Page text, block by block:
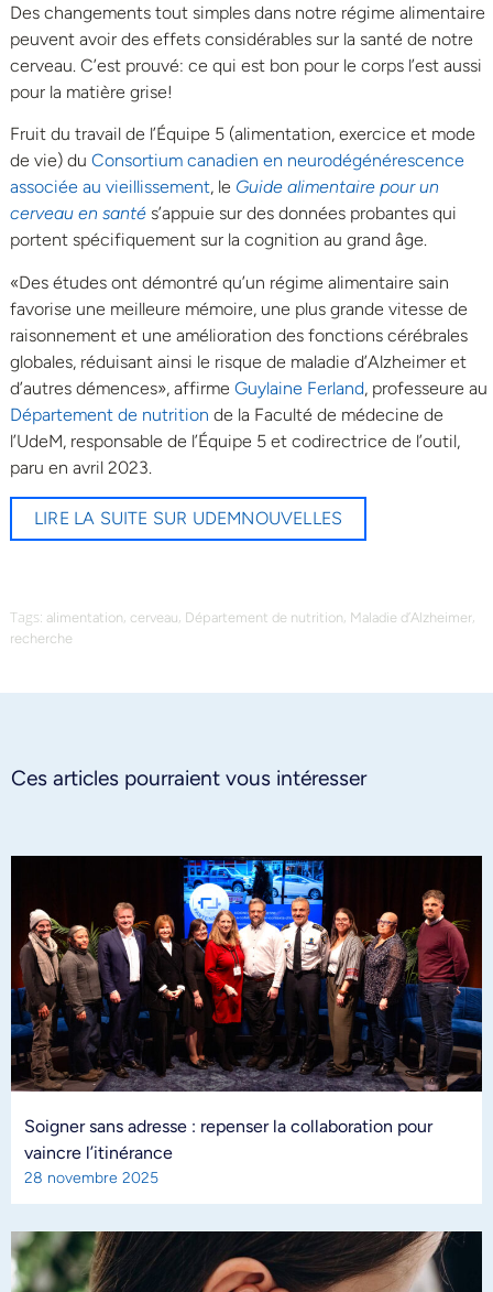
Des changements tout simples dans notre régime alimentaire
peuvent avoir des effets considérables sur la santé de notre
cerveau. C’est prouvé: ce qui est bon pour le corps l’est aussi
pour la matière grise!
Fruit du travail de l’Équipe 5 (alimentation, exercice et mode
de vie) du Consortium canadien en neurodégénérescence
associée au vieillissement, le Guide alimentaire pour un
cerveau en santé s’appuie sur des données probantes qui
portent spécifiquement sur la cognition au grand âge.
«Des études ont démontré qu’un régime alimentaire sain
favorise une meilleure mémoire, une plus grande vitesse de
raisonnement et une amélioration des fonctions cérébrales
globales, réduisant ainsi le risque de maladie d’Alzheimer et
d’autres démences», affirme Guylaine Ferland, professeure au
Département de nutrition de la Faculté de médecine de
l’UdeM, responsable de l’Équipe 5 et codirectrice de l’outil,
paru en avril 2023.
LIRE LA SUITE SUR UDEMNOUVELLES
Tags: alimentation, cerveau, Département de nutrition, Maladie d’Alzheimer,
recherche
Ces articles pourraient vous intéresser
Soigner sans adresse : repenser la collaboration pour
vaincre l’itinérance
28 novembre 2025